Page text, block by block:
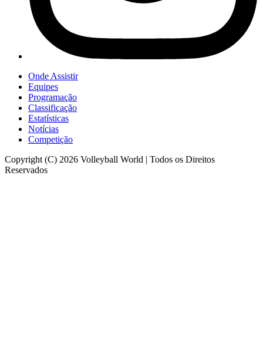
Onde Assistir
Equipes
Programação
Classificação
Estatísticas
Notícias
Competição
Copyright (C) 2026 Volleyball World | Todos os Direitos
Reservados